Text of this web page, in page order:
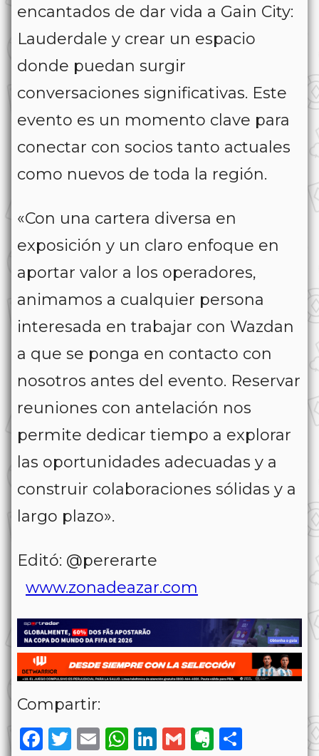
encantados de dar vida a Gain City:
Lauderdale y crear un espacio
donde puedan surgir
conversaciones significativas. Este
evento es un momento clave para
conectar con socios tanto actuales
como nuevos de toda la región.
«Con una cartera diversa en
exposición y un claro enfoque en
aportar valor a los operadores,
animamos a cualquier persona
interesada en trabajar con Wazdan
a que se ponga en contacto con
nosotros antes del evento. Reservar
reuniones con antelación nos
permite dedicar tiempo a explorar
las oportunidades adecuadas y a
construir colaboraciones sólidas y a
largo plazo».
Editó: @pererarte
www.zonadeazar.com
Compartir:
Facebook
Twitter
EmailWhatsApp
LinkedIn
GmailEvernote